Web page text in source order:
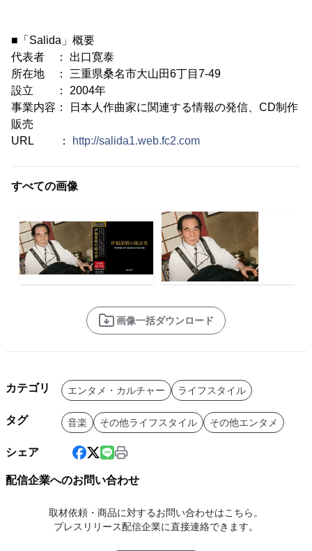
■「Salida」概要
代表者 ： 出口寛泰
所在地 ： 三重県桑名市大山田6丁目7-49
設立 ： 2004年
事業内容： 日本人作曲家に関連する情報の発信、CD制作
販売
URL ：
http://salida1.web.fc2.com
すべての画像
画像一括ダウンロード
カテゴリ エンタメ・カルチャー ライフスタイル
タグ 音楽 その他ライフスタイル その他エンタメ
シェア
配信企業へのお問い合わせ
取材依頼・商品に対するお問い合わせはこちら。
プレスリリース配信企業に直接連絡できます。